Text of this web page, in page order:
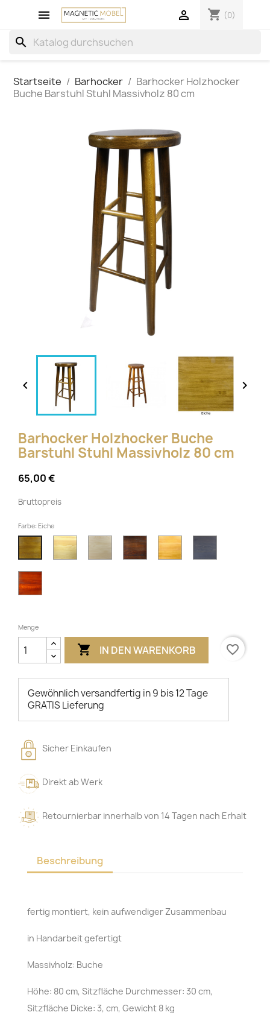
 shopping_cart (0)

search
Startseite Barhocker
Barhocker Holzhocker
Buche Barstuhl Stuhl Massivholz 80 cm
 
Barhocker Holzhocker Buche
Barstuhl Stuhl Massivholz 80 cm
65,00 €
Bruttopreis
Farbe: Eiche
Eiche Lackiert UnbehandeltNussbaumErle
Kirsche
Menge
 IN DEN WARENKORB favorite_border
Gewöhnlich versandfertig in 9 bis 12 Tage
GRATIS Lieferung
Sicher Einkaufen
Direkt ab Werk
Retournierbar innerhalb von 14 Tagen nach Erhalt
Beschreibung
fertig montiert, kein aufwendiger Zusammenbau
in Handarbeit gefertigt
Massivholz: Buche
Höhe: 80 cm, Sitzfläche Durchmesser: 30 cm,
Sitzfläche Dicke: 3, cm, Gewicht 8 kg